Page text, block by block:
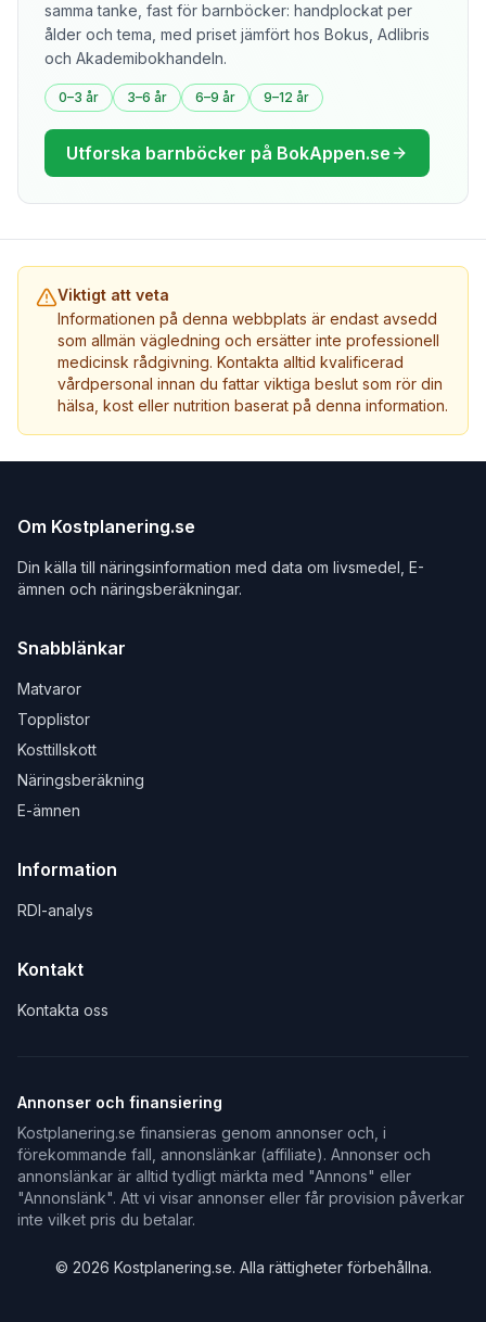
samma tanke, fast för barnböcker: handplockat per
ålder och tema, med priset jämfört hos Bokus, Adlibris
och Akademibokhandeln.
0–3 år 3–6 år 6–9 år 9–12 år
Utforska barnböcker på BokAppen.se
Viktigt att veta
Informationen på denna webbplats är endast avsedd
som allmän vägledning och ersätter inte professionell
medicinsk rådgivning. Kontakta alltid kvalificerad
vårdpersonal innan du fattar viktiga beslut som rör din
hälsa, kost eller nutrition baserat på denna information.
Om Kostplanering.se
Din källa till näringsinformation med data om livsmedel, E-
ämnen och näringsberäkningar.
Snabblänkar
Matvaror
Topplistor
Kosttillskott
Näringsberäkning
E-ämnen
Information
RDI-analys
Kontakt
Kontakta oss
Annonser och finansiering
Kostplanering.se finansieras genom annonser och, i
förekommande fall, annonslänkar (affiliate). Annonser och
annonslänkar är alltid tydligt märkta med "Annons" eller
"Annonslänk". Att vi visar annonser eller får provision påverkar
inte vilket pris du betalar.
© 2026 Kostplanering.se. Alla rättigheter förbehållna.